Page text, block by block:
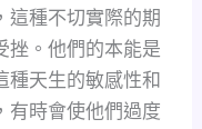
這種不切實際的期
挫。他們的本能是
種天生的敏感性和
有時會使他們過度